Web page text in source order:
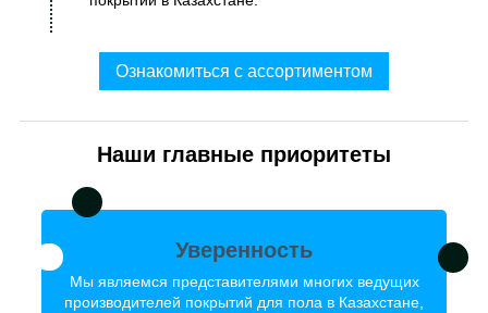
Ознакомиться с ассортиментом
Наши главные приоритеты
Уверенность
Мы являемся представителями многих ведущих
производителей покрытий для пола в Казахстане,